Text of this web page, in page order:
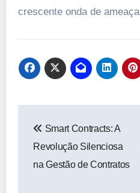
crescente onda de
de
Post
Smart Contracts: A
Revolução Silenciosa
na Gestão de Contratos